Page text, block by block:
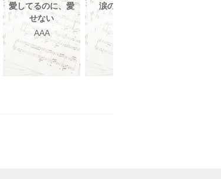
愛してるのに、愛
せない
AAA
涙のない世界